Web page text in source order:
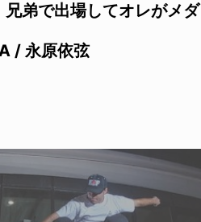
弟で出場してオレがメダ
/ 永原依弦